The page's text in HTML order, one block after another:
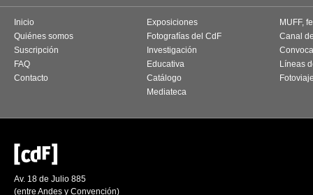
Inicio
Quiénes somos
Suscripción
FAQ
Contacto
Exposiciones
Fotografías del CdF
Investigación
Educativa
Catálogo
Mediateca
MUFF,
Canal
Líneas
Av. 18 de Julio 885
(entre Andes y Convención)